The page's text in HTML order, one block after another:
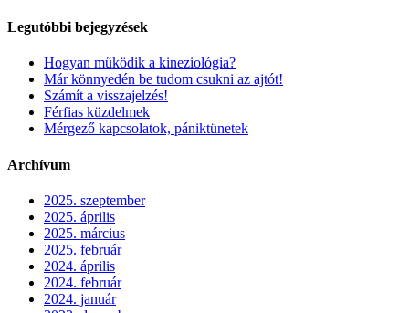
Legutóbbi bejegyzések
Hogyan működik a kineziológia?
Már könnyedén be tudom csukni az ajtót!
Számít a visszajelzés!
Férfias küzdelmek
Mérgező kapcsolatok, pániktünetek
Archívum
2025. szeptember
2025. április
2025. március
2025. február
2024. április
2024. február
2024. január